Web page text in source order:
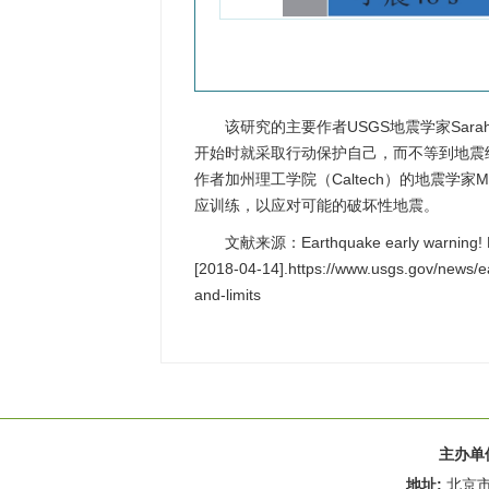
该研究的主要作者USGS地震学家
开始时就采取行动保护自己，而不等到地
作者加州理工学院（Caltech）的地震学家
应训练，以应对可能的破坏性地震。
文献来源：Earthquake early
[2018-04-14].https://www.usgs.gov/
and-limits
主办
地址: 北京